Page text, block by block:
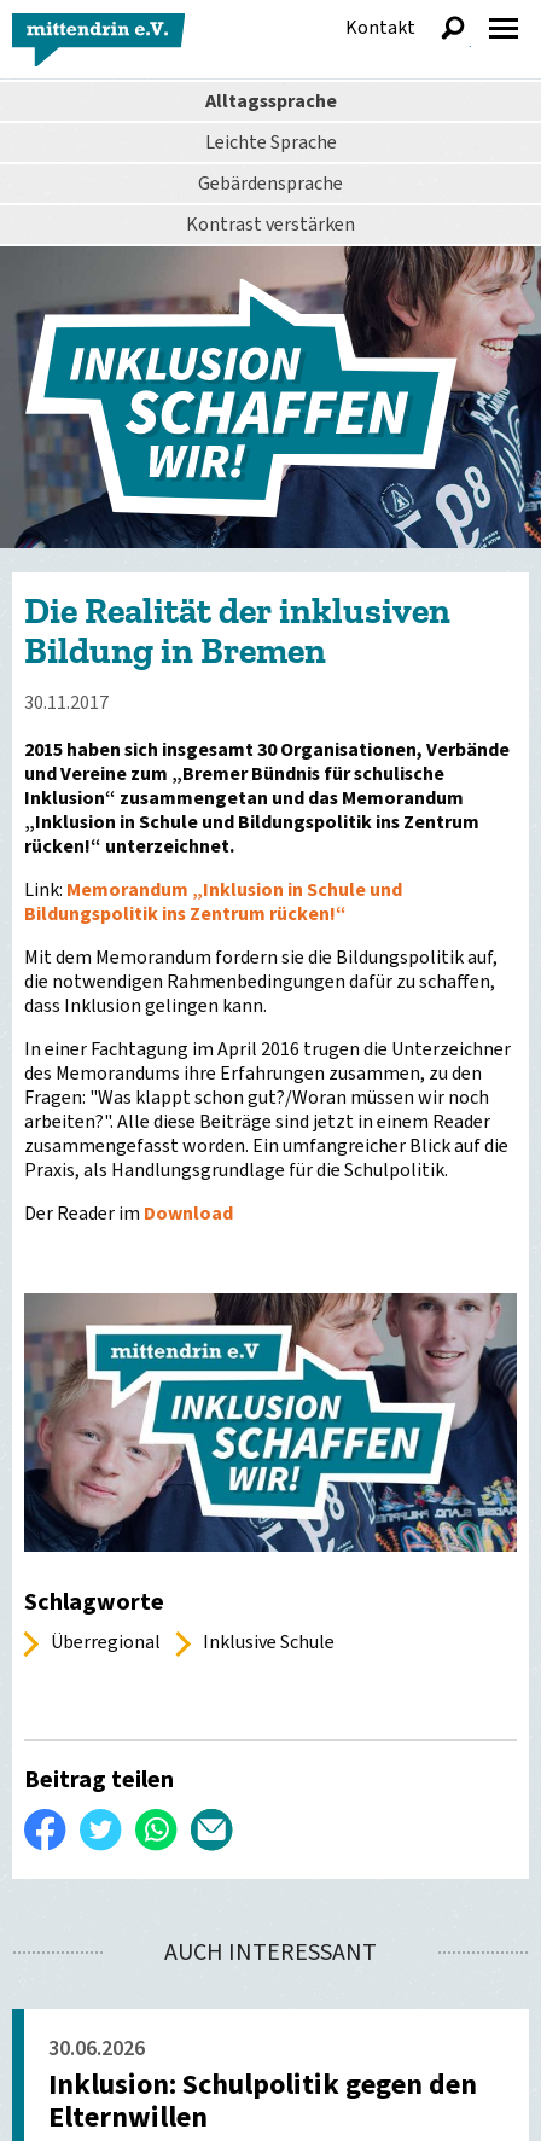
Alltagssprache
Leichte Sprache
Gebärdensprache
Kontrastverstärken
Kontakt
anzeigen
Die Realität der inklusiven
Bildung in Bremen
30.11.2017
2015 haben sich insgesamt 30 Organisationen, Verbände
und Vereine zum „Bremer Bündnis für schulische
Inklusion“ zusammengetan und das Memorandum
„Inklusion in Schule und Bildungspolitik ins Zentrum
rücken!“ unterzeichnet.
Link: Memorandum „Inklusion in Schule und
Bildungspolitik ins Zentrum rücken!“
Mit dem Memorandum fordern sie die Bildungspolitik auf,
die notwendigen Rahmenbedingungen dafür zu schaffen,
dass Inklusion gelingen kann.
In einer Fachtagung im April 2016 trugen die Unterzeichner
des Memorandums ihre Erfahrungen zusammen, zu den
Fragen: "Was klappt schon gut?/Woran müssen wir noch
arbeiten?". Alle diese Beiträge sind jetzt in einem Reader
zusammengefasst worden. Ein umfangreicher Blick auf die
Praxis, als Handlungsgrundlage für die Schulpolitik.
Der Reader im Download
Schlagworte
Überregional Inklusive Schule
Beitrag teilen
Auf
Facebook
Twittern WhatsApp
E-
versenden
AUCH INTERESSANT
30.06.2026
Inklusion: Schulpolitik gegen den
Elternwillen